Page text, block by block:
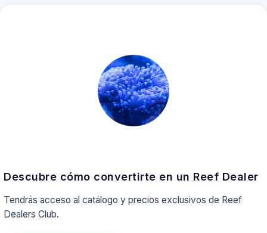
Descubre cómo convertirte en un Reef Dealer
Tendrás acceso al catálogo y precios exclusivos de Reef
Dealers Club.